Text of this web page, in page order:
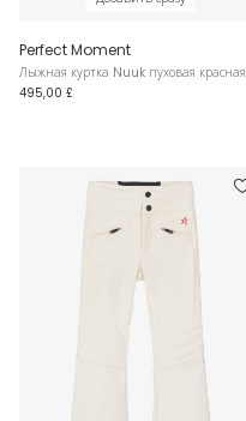
Perfect Moment
Лыжная куртка Nuuk пуховая красная
495,00 £